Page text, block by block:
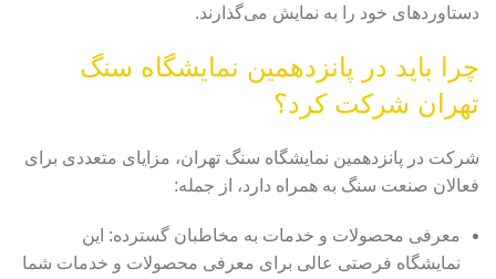
دستاوردهای خود را به نمایش می‌گذارند.
چرا باید در پانزدهمین نمایشگاه سنگ
تهران شرکت کرد؟
شرکت در پانزدهمین نمایشگاه سنگ تهران، مزایای متعددی برای
فعالان صنعت سنگ به همراه دارد، از جمله:
معرفی محصولات و خدمات به مخاطبان گسترده: این
نمایشگاه فرصتی عالی برای معرفی محصولات و خدمات شما